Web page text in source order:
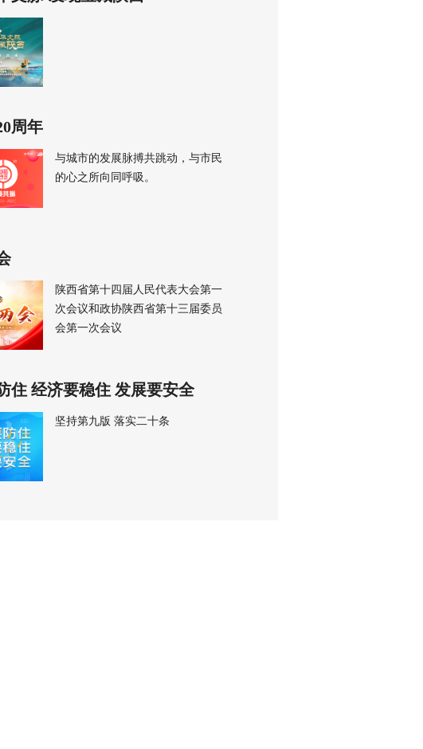
周年
与城市的发展脉搏共跳动，与市民
的心之所向同呼吸。
陕西省第十四届人民代表大会第一
次会议和政协陕西省第十三届委员
会第一次会议
住 经济要稳住 发展要安全
坚持第九版 落实二十条